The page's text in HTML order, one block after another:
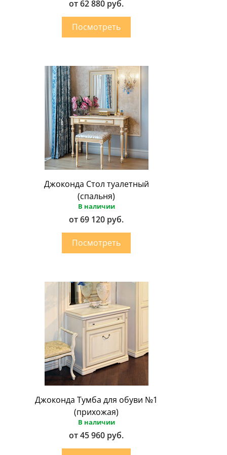
от 62 880 руб.
Джоконда Стол туалетный
(спальня)
В наличии
от 69 120 руб.
Джоконда Тумба для обуви №1
(прихожая)
В наличии
от 45 960 руб.